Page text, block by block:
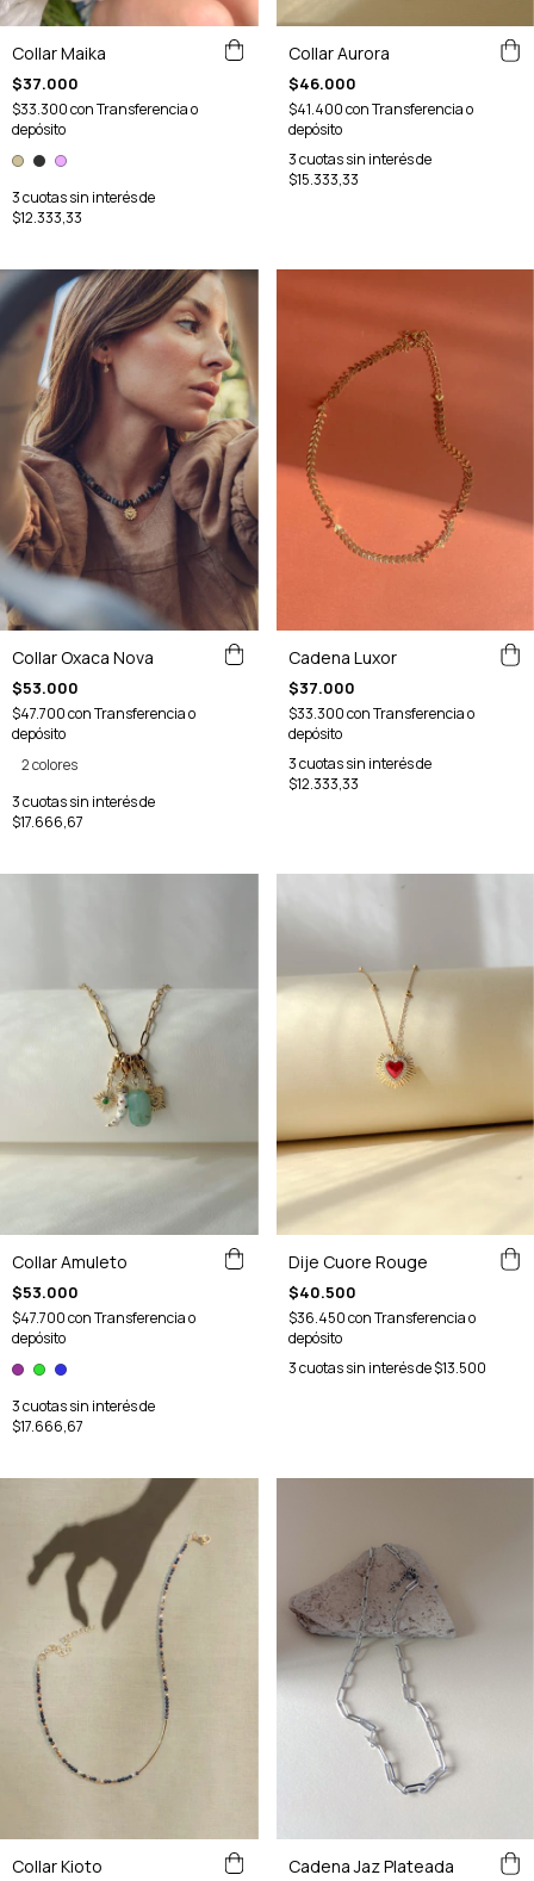
Collar Maika
$37.000
$33.300conTransferencia o
depósito
3cuotas sin interés de
$12.333,33
Collar Aurora
$46.000
$41.400conTransferencia o
depósito
3cuotas sin interés de
$15.333,33
Collar Oxaca Nova
$53.000
$47.700conTransferencia o
depósito
2 colores
3cuotas sin interés de
$17.666,67
Cadena Luxor
$37.000
$33.300conTransferencia o
depósito
3cuotas sin interés de
$12.333,33
Collar Amuleto
$53.000
$47.700conTransferencia o
depósito
3cuotas sin interés de
$17.666,67
Dije Cuore Rouge
$40.500
$36.450conTransferencia o
depósito
3cuotas sin interés de$13.500
Collar Kioto Cadena Jaz Plateada